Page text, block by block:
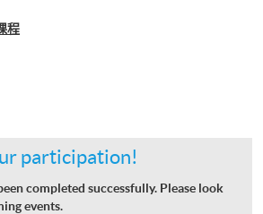
程
participation!
completed successfully. Please look
events.